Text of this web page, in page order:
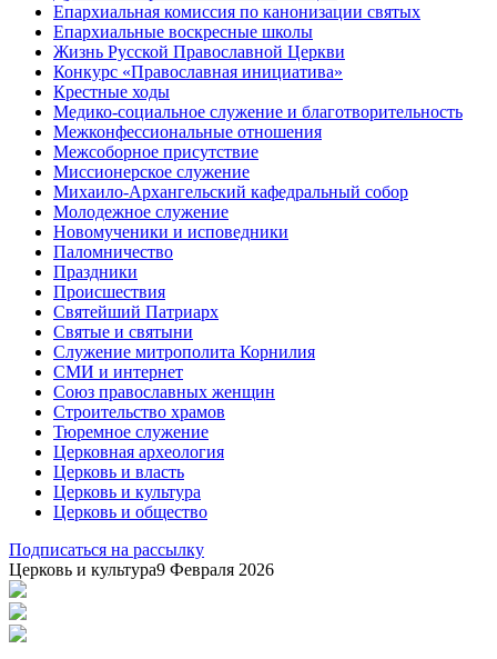
Епархиальная комиссия по канонизации святых
Епархиальные воскресные школы
Жизнь Русской Православной Церкви
Конкурс «Православная инициатива»
Крестные ходы
Медико-социальное служение и благотворительность
Межконфессиональные отношения
Межсоборное присутствие
Миссионерское служение
Михаило-Архангельский кафедральный собор
Молодежное служение
Новомученики и исповедники
Паломничество
Праздники
Происшествия
Святейший Патриарх
Святые и святыни
Служение митрополита Корнилия
СМИ и интернет
Союз православных женщин
Строительство храмов
Тюремное служение
Церковная археология
Церковь и власть
Церковь и культура
Церковь и общество
Подписаться на рассылку
Церковь и культура9 Февраля 2026